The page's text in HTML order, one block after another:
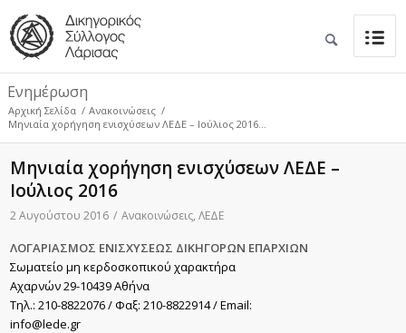
Ενημέρωση
Αρχική Σελίδα / Ανακοινώσεις /
Μηνιαία χορήγηση ενισχύσεων ΛΕΔΕ – Ιούλιος 2016...
Μηνιαία χορήγηση ενισχύσεων ΛΕΔΕ –
Ιούλιος 2016
2 Αυγούστου 2016 / Ανακοινώσεις,ΛΕΔΕ
ΛΟΓΑΡΙΑΣΜΟΣ ΕΝΙΣΧΥΣΕΩΣ ΔΙΚΗΓΟΡΩΝ ΕΠΑΡΧΙΩΝ
Σωματείο μη κερδοσκοπικού χαρακτήρα
Αχαρνών 29-10439 Αθήνα
Τηλ.: 210-8822076 / Φαξ: 210-8822914 / Εmail:
info@lede.gr